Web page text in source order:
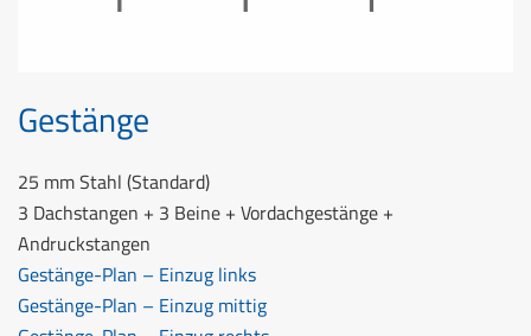
Gestänge
25 mm Stahl (Standard)
3 Dachstangen + 3 Beine + Vordachgestänge +
Andruckstangen
Gestänge-Plan – Einzug links
Gestänge-Plan – Einzug mittig